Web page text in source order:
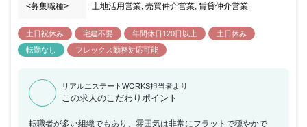
<募集職種> 土地活用営業, 売買仲介営業, 賃貸仲介営業
土日祝休み 宅建不要 年間休日120日以上
土日休み
転勤なし
フレックス勤務対応可能
リアルエステートWORKS担当者より
この求人のこだわりポイント
転職者が多い組織でもあり、雰囲気は非常にフラットで穏やかで